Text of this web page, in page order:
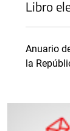
Libro
Anuario
la